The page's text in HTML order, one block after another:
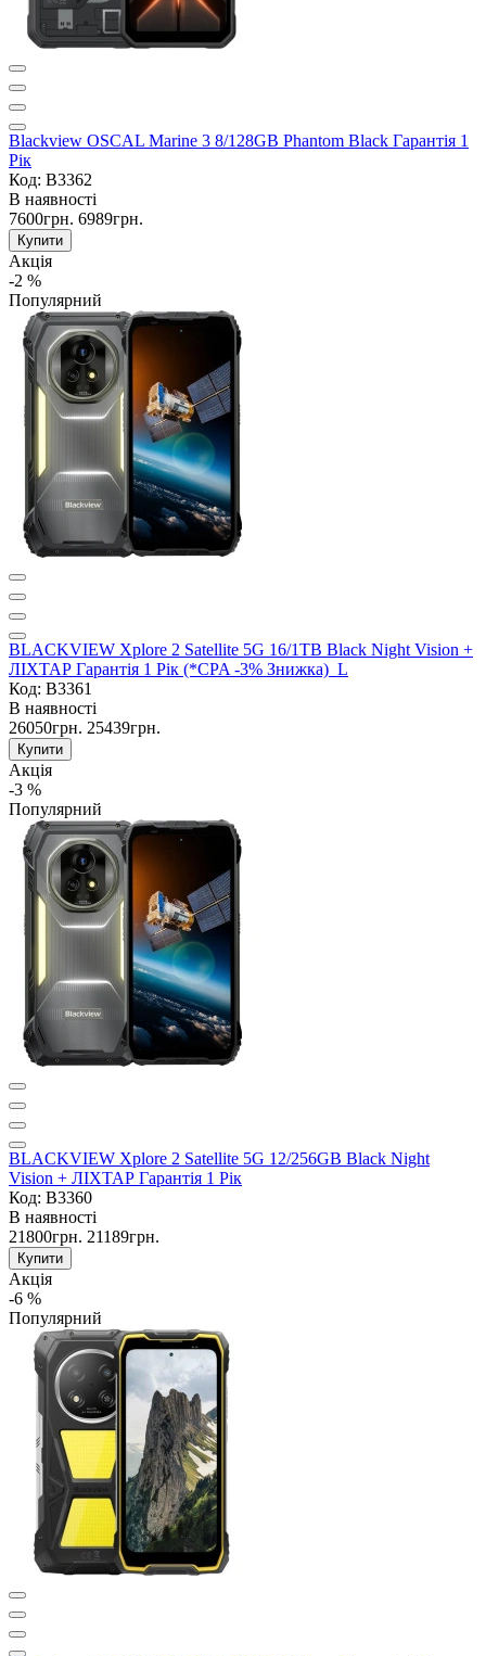
Blackview OSCAL Marine 3 8/128GB Phantom Black Гарантія 1
Рік
Код: B3362
В наявності
7600грн. 6989грн.
Купити
Акція
-2 %
Популярний
BLACKVIEW Xplore 2 Satellite 5G 16/1TB Black Night Vision +
ЛІХТАР Гарантія 1 Рік (*CPA -3% Знижка)_L
Код: B3361
В наявності
26050грн. 25439грн.
Купити
Акція
-3 %
Популярний
BLACKVIEW Xplore 2 Satellite 5G 12/256GB Black Night
Vision + ЛІХТАР Гарантія 1 Рік
Код: B3360
В наявності
21800грн. 21189грн.
Купити
Акція
-6 %
Популярний